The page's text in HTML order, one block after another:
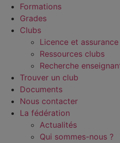
Formations
Grades
Clubs
Licence et assurance
Ressources clubs
Recherche
Trouver un club
Documents
Nous contacter
La fédération
Actualités
Qui sommes-nous ?